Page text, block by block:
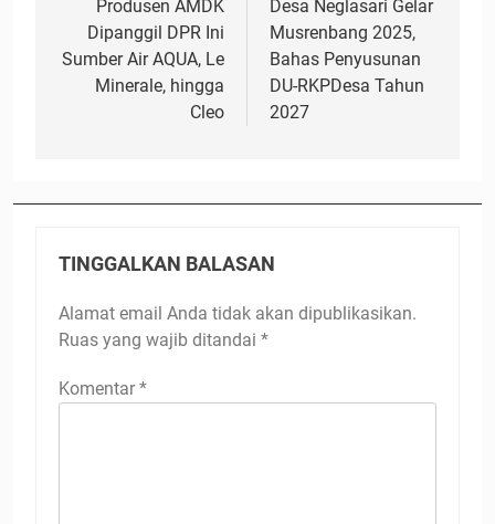
posProdusen AMDK
Dipanggil DPR Ini
Sumber Air AQUA, Le
Minerale, hingga
Cleo
Desa Neglasari Gelar
Musrenbang 2025,
Bahas Penyusunan
DU-RKPDesa Tahun
2027
TINGGALKAN BALASAN
Alamat email Anda tidak akan dipublikasikan.
Ruas yang wajib ditandai *
Komentar *